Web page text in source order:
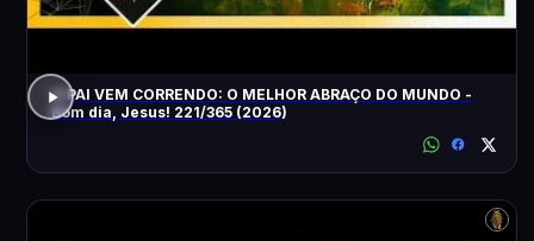
O PAI VEM CORRENDO: O MELHOR ABRAÇO DO MUNDO -
Bom dia, Jesus! 221/365 (2026)